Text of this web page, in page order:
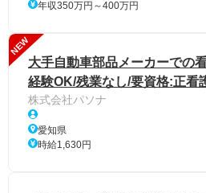
年収350万円～400万円
NEW
大手自動車部品メーカーでの
経験OK/残業なし/要資格:正看
株式会社パソナ
愛知県
時給1,630円